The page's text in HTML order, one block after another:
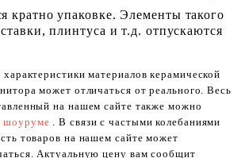
кратно упаковке. Элементы такого
плинтуса и т.д. отпускаются
материалов керамической
может отличаться от реального. Весь
на нашем сайте также можно
шоуруме . В связи с частыми колебаниями
товаров на нашем сайте может
Актуальную цену вам сообщит